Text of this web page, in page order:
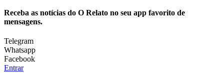
Receba as notícias do O Relato no seu app favorito de
mensagens.
Telegram
Whatsapp
Facebook
Entrar